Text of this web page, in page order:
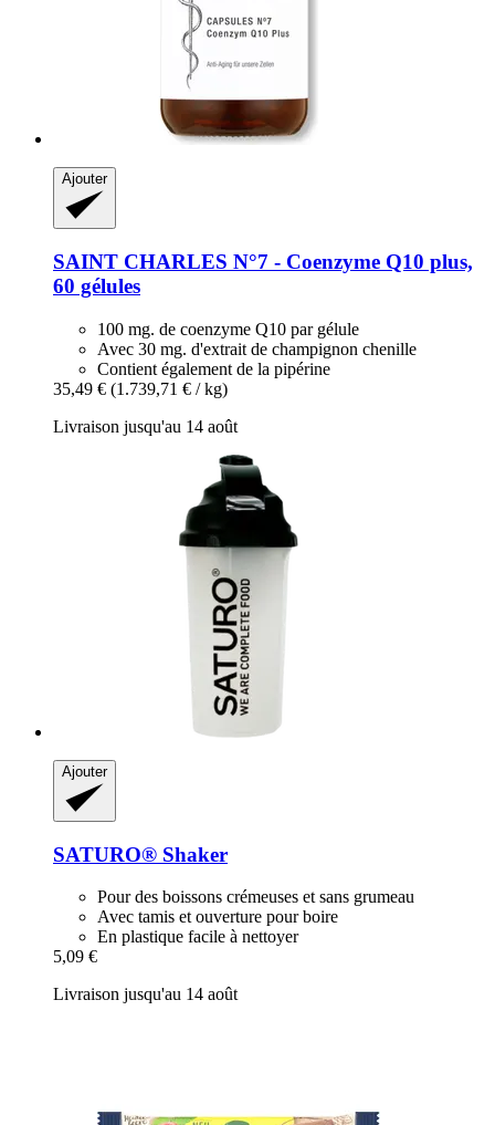
Ajouter
SAINT CHARLES N°7 -​ Coenzyme Q10 plus,
60 gélules
100 mg. de coenzyme Q10 par gélule
Avec 30 mg. d'extrait de champignon chenille
Contient également de la pipérine
35,49 € (1.739,71 € / kg)
Livraison jusqu'au 14 août
Ajouter
SATURO® Shaker
Pour des boissons crémeuses et sans grumeau
Avec tamis et ouverture pour boire
En plastique facile à nettoyer
5,09 €
Livraison jusqu'au 14 août